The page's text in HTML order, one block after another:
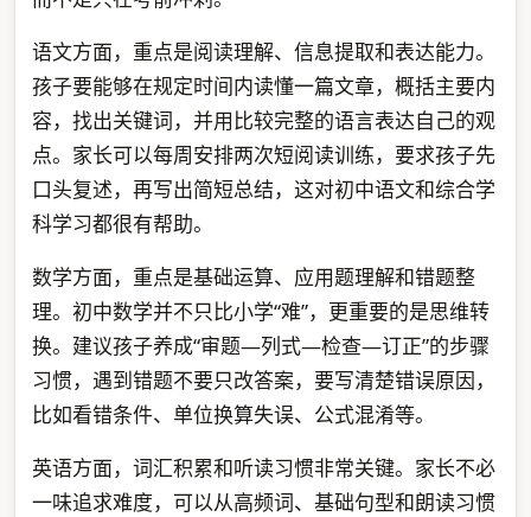
语文方面，重点是阅读理解、信息提取和表达能力。
孩子要能够在规定时间内读懂一篇文章，概括主要内
容，找出关键词，并用比较完整的语言表达自己的观
点。家长可以每周安排两次短阅读训练，要求孩子先
口头复述，再写出简短总结，这对初中语文和综合学
科学习都很有帮助。
数学方面，重点是基础运算、应用题理解和错题整
理。初中数学并不只比小学“难”，更重要的是思维转
换。建议孩子养成“审题—列式—检查—订正”的步骤
习惯，遇到错题不要只改答案，要写清楚错误原因，
比如看错条件、单位换算失误、公式混淆等。
英语方面，词汇积累和听读习惯非常关键。家长不必
一味追求难度，可以从高频词、基础句型和朗读习惯